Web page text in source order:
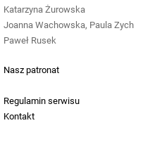
Nasz patronat
Regulamin serwisu
Kontakt
Katarzyna Żurowska
Joanna Wachowska, Paula Zych
Paweł Rusek